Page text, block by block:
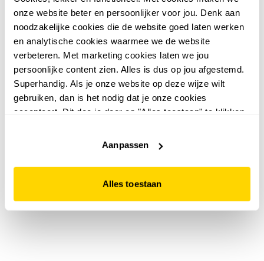
onze website beter en persoonlijker voor jou. Denk aan
noodzakelijke cookies die de website goed laten werken
en analytische cookies waarmee we de website
verbeteren. Met marketing cookies laten we jou
persoonlijke content zien. Alles is dus op jou afgestemd.
Superhandig. Als je onze website op deze wijze wilt
gebruiken, dan is het nodig dat je onze cookies
accepteert. Dit doe je door op "Alles toestaan" te klikken.
website niet optimaal functioneert.
Aanpassen
Alles toestaan